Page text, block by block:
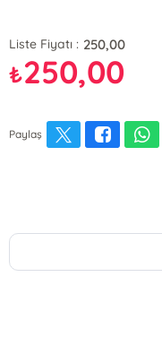
Liste Fiyatı : 250,00
₺250,00
Paylaş